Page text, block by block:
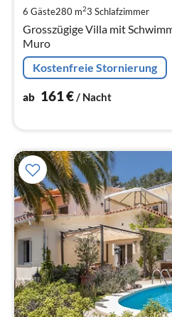
6 Gäste280 m23 Schlafzimmer
Grosszügige Villa mit
Muro
Kostenfreie Stornierung
ab 161€/ Nacht